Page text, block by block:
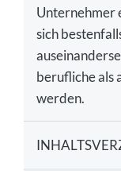
Unternehmer
sich
berufliche als
werden.